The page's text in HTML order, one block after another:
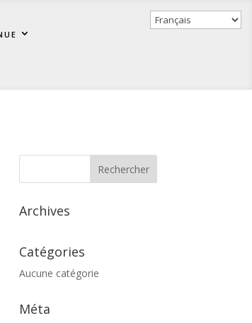
Archives
Catégories
Aucune catégorie
Méta